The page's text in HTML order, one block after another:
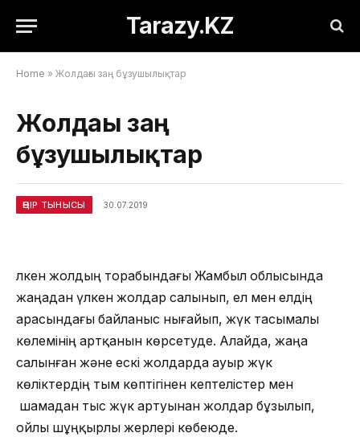
Tarazy.KZ
Home » Жолдағы заң бұзушылықтар
Жолдағы заң
бұзушылықтар
ӨҢІР ТЫНЫСЫ 30.07.2019
Үлкен жолдың торабындағы Жамбыл облысында
жаңадан үлкен жолдар салынып, ел мен елдің
арасындағы байланыс нығайып, жүк тасымалы
көлемінің артқанын көрсетуде. Алайда, жаңа
салынған және ескі жолдарда ауыр жүк
көліктердің тым көптігінен кептелістер мен
шамадан тыс жүк артуынан жолдар бұзылып,
ойлы шұңқырлы жерлері көбеюде.